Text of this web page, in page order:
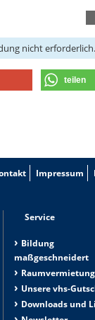
nicht
teilen
Impressum
Service
Bildung
maßgeschneidert
Raumvermietung
Unsere vhs-
Downloads und